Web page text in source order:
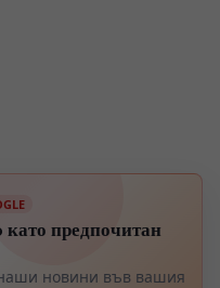
като предпочитан
новини във вашия